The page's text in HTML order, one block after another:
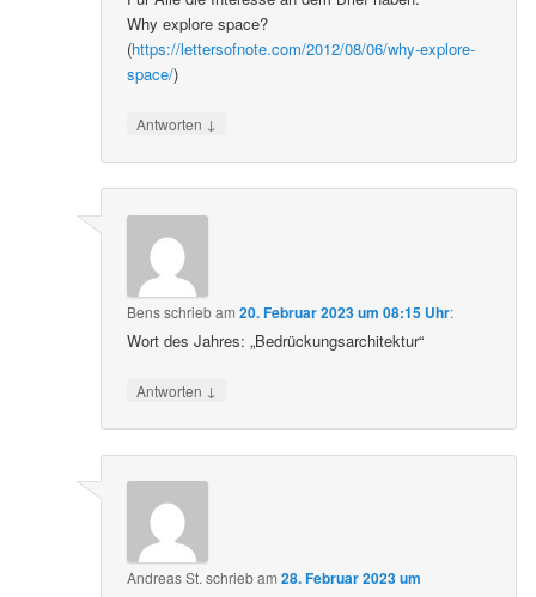
Why explore space?
(https://lettersofnote.com/2012/08/06/why-explore-
space/)
Antworten ↓
Bensschriebam20. Februar 2023 um 08:15 Uhr:
Wort des Jahres: „Bedrückungsarchitektur“
Antworten ↓
Andreas St. schriebam28. Februar 2023 um